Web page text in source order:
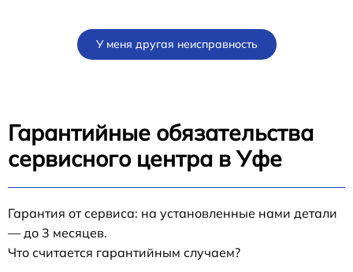
У меня другая неисправность
Гарантийные обязательства
сервисного центра в Уфе
Гарантия от сервиса: на установленные нами детали
— до 3 месяцев.
Что считается гарантийным случаем?